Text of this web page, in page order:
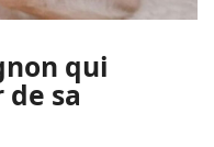
qui
sa